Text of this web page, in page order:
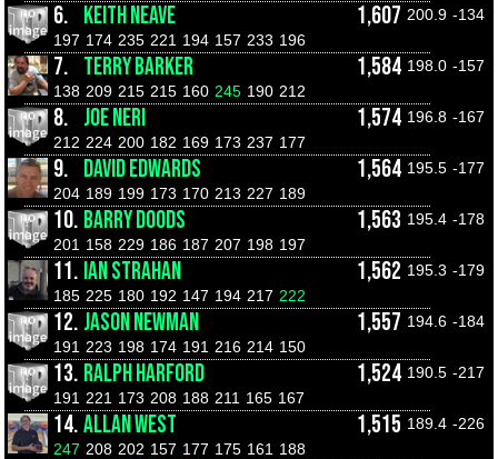
6. KEITH NEAVE 1,607 200.9 -134
197 174 235 221 194 157 233 196
7. TERRY BARKER 1,584 198.0 -157
138 209 215 215 160 245 190 212
8. JOE NERI 1,574 196.8 -167
212 224 200 182 169 173 237 177
9. DAVID EDWARDS 1,564 195.5 -177
204 189 199 173 170 213 227 189
10. BARRY DOODS 1,563 195.4 -178
201 158 229 186 187 207 198 197
11. IAN STRAHAN 1,562 195.3 -179
185 225 180 192 147 194 217 222
12. JASON NEWMAN 1,557 194.6 -184
191 223 198 174 191 216 214 150
13. RALPH HARFORD 1,524 190.5 -217
191 221 173 208 188 211 165 167
14.ALLAN WEST 1,515 189.4 -226
247 208 202 157 177 175 161 188